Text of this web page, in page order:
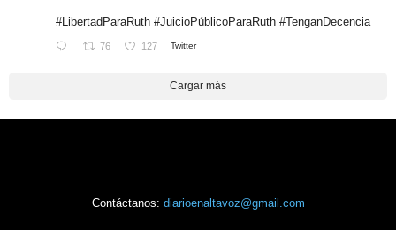
#LibertadParaRuth #JuicioPúblicoParaRuth #TenganDecencia
76 127 Twitter
Cargar más
Contáctanos: diarioenaltavoz@gmail.com